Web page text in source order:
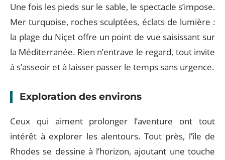
Une fois les pieds sur le sable, le spectacle s’impose.
Mer turquoise, roches sculptées, éclats de lumière :
la plage du Niçet offre un point de vue saisissant sur
la Méditerranée. Rien n’entrave le regard, tout invite
à s’asseoir et à laisser passer le temps sans urgence.
Exploration des environs
Ceux qui aiment prolonger l’aventure ont tout
intérêt à explorer les alentours. Tout près, l’île de
Rhodes se dessine à l’horizon, ajoutant une touche